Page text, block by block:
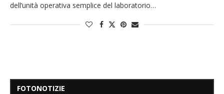
dell’unità operativa semplice del laboratorio…
FOTONOTIZIE